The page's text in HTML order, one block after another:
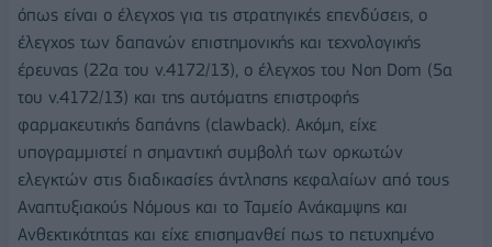
όπως είναι ο έλεγχος για τις στρατηγικές επενδύσεις, ο
έλεγχος των δαπανών επιστημονικής και τεχνολογικής
έρευνας (22α του ν.4172/13), ο έλεγχος του Non Dom (5α
του ν.4172/13) και της αυτόματης επιστροφής
φαρμακευτικής δαπάνης (clawback). Ακόμη, είχε
υπογραμμιστεί η σημαντική συμβολή των ορκωτών
ελεγκτών στις διαδικασίες άντλησης κεφαλαίων από τους
Αναπτυξιακούς Νόμους και το Ταμείο Ανάκαμψης και
Ανθεκτικότητας και είχε επισημανθεί πως το πετυχημένο